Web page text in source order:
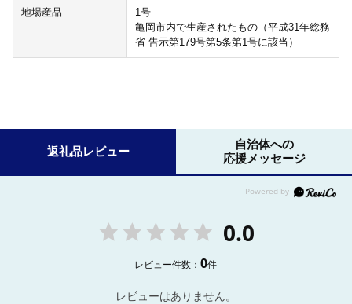
地場産品
1号
亀岡市内で生産されたもの（平成31年総務
省 告示第179号第5条第1号に該当）
返礼品レビュー
自治体への
応援メッセージ
0.0
レビュー件数：0件
レビューはありません。